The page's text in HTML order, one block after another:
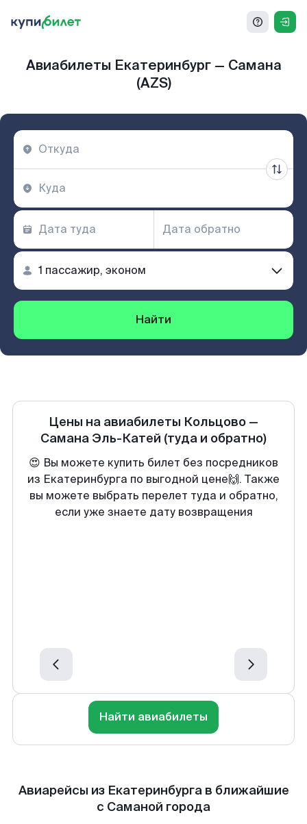
Авиабилеты Екатеринбург — Самана
(AZS)
Найти
Цены на авиабилеты Кольцово —
Самана Эль-Катей (туда и обратно)
😍 Вы можете купить билет без посредников
из Екатеринбурга по выгодной цене🙌. Также
вы можете выбрать перелет туда и обратно,
если уже знаете дату возвращения
Найти авиабилеты
Авиарейсы из Екатеринбурга в ближайшие
с Саманой города